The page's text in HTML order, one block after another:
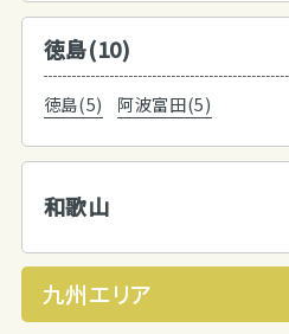
徳島(10)
徳島(5) 阿波富田(5)
和歌山
九州エリア